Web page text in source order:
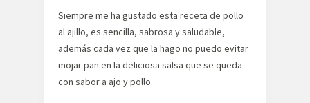
Siempre me ha gustado esta receta de pollo
al ajillo, es sencilla, sabrosa y saludable,
además cada vez que la hago no puedo evitar
mojar pan en la deliciosa salsa que se queda
con sabor a ajo y pollo.